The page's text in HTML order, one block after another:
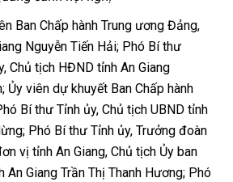
Ban Chấp hành Trung ương Đảng,
Nguyễn Tiến Hải; Phó Bí thư
Chủ tịch HĐND tỉnh An Giang
Ủy viên dự khuyết Ban Chấp hành
Bí thư Tỉnh ủy, Chủ tịch UBND tỉnh
Phó Bí thư Tỉnh ủy, Trưởng đoàn
vị tỉnh An Giang, Chủ tịch Ủy ban
An Giang Trần Thị Thanh Hương; Phó